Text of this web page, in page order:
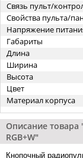
Связь пульт/
Свойства пульта/
Напряжение
Габариты
Длина
Ширина
Высота
Цвет
Материал корпуса
Описание товара
RGB+W"
Кнопочный